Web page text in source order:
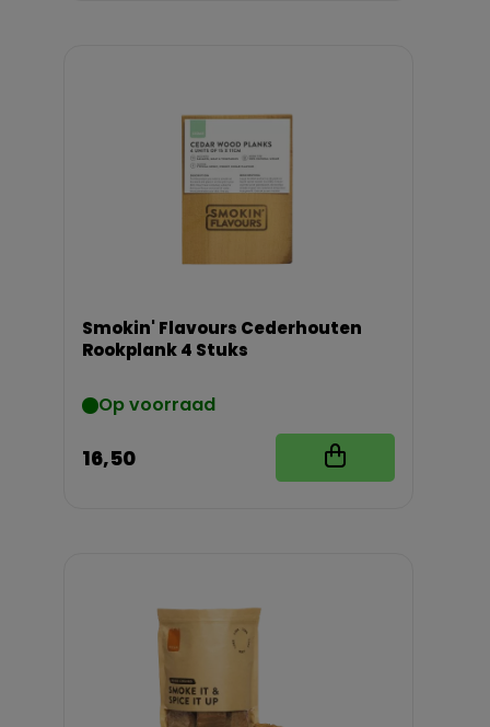
Smokin' Flavours Cederhouten
Rookplank 4 Stuks
Op voorraad
16,50